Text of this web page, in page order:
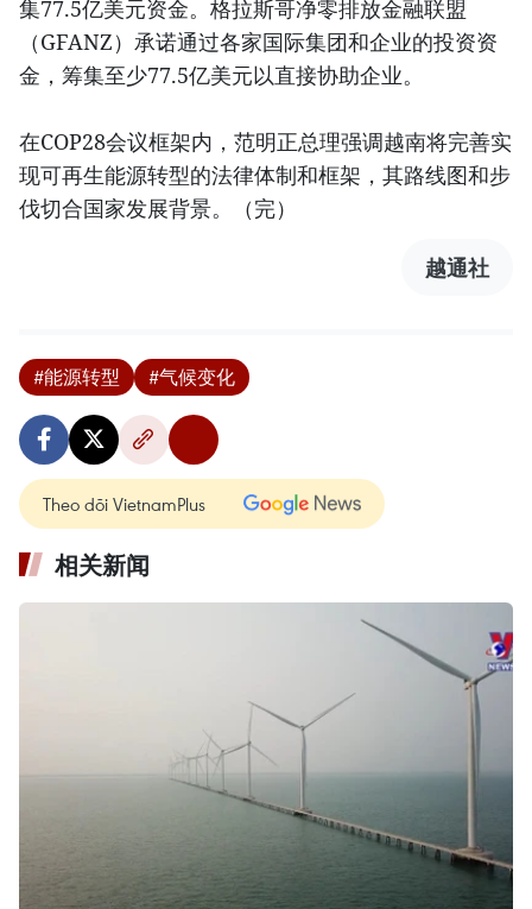
集77.5亿美元资金。格拉斯哥净零排放金融联盟
（GFANZ）承诺通过各家国际集团和企业的投资资
金，筹集至少77.5亿美元以直接协助企业。
在COP28会议框架内，范明正总理强调越南将完善实
现可再生能源转型的法律体制和框架，其路线图和步
伐切合国家发展背景。（完）
越通社
#能源转型 #气候变化
Theo dõi VietnamPlus
相关新闻